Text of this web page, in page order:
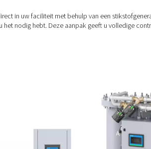
Meer Bedrijven Overstappen
van stikstofgas direct in uw faciliteit
hebt, wanneer u het nodig hebt.